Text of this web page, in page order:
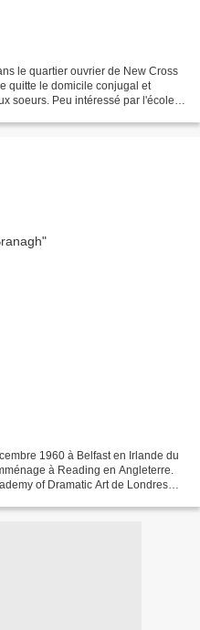
le quartier ouvrier de New Cross
quitte le domicile conjugal et
soeurs. Peu intéressé par l'école,
1960 à Belfast en Irlande du
à Reading en Angleterre.
of Dramatic Art de Londres